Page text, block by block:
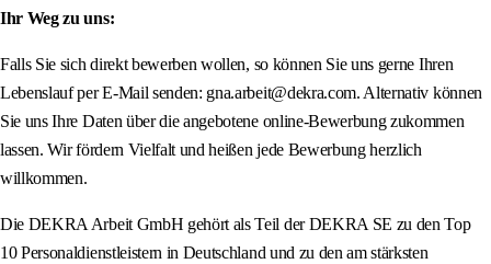
Ihr Weg zu uns:
Falls Sie sich direkt bewerben wollen, so können Sie uns gerne Ihren
Lebenslauf per E-Mail senden: gna.arbeit@dekra.com. Alternativ können
Sie uns Ihre Daten über die angebotene online-Bewerbung zukommen
lassen. Wir fördern Vielfalt und heißen jede Bewerbung herzlich
willkommen.
Die DEKRA Arbeit GmbH gehört als Teil der DEKRA SE zu den Top
10 Personaldienstleistern in Deutschland und zu den am stärksten